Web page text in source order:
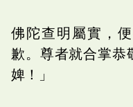
佛陀查明屬實，
歉。尊者就合掌恭
婢！」